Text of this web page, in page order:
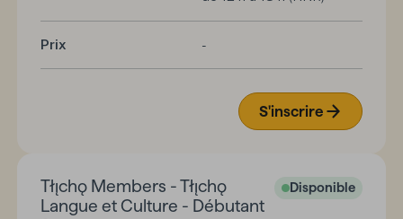
Prix -
S'inscrire
Tłı̨chǫ Members - Tłı̨chǫ
Langue et Culture - Débutant
Disponible